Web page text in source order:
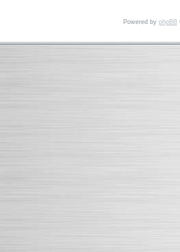
Powered by phpBB